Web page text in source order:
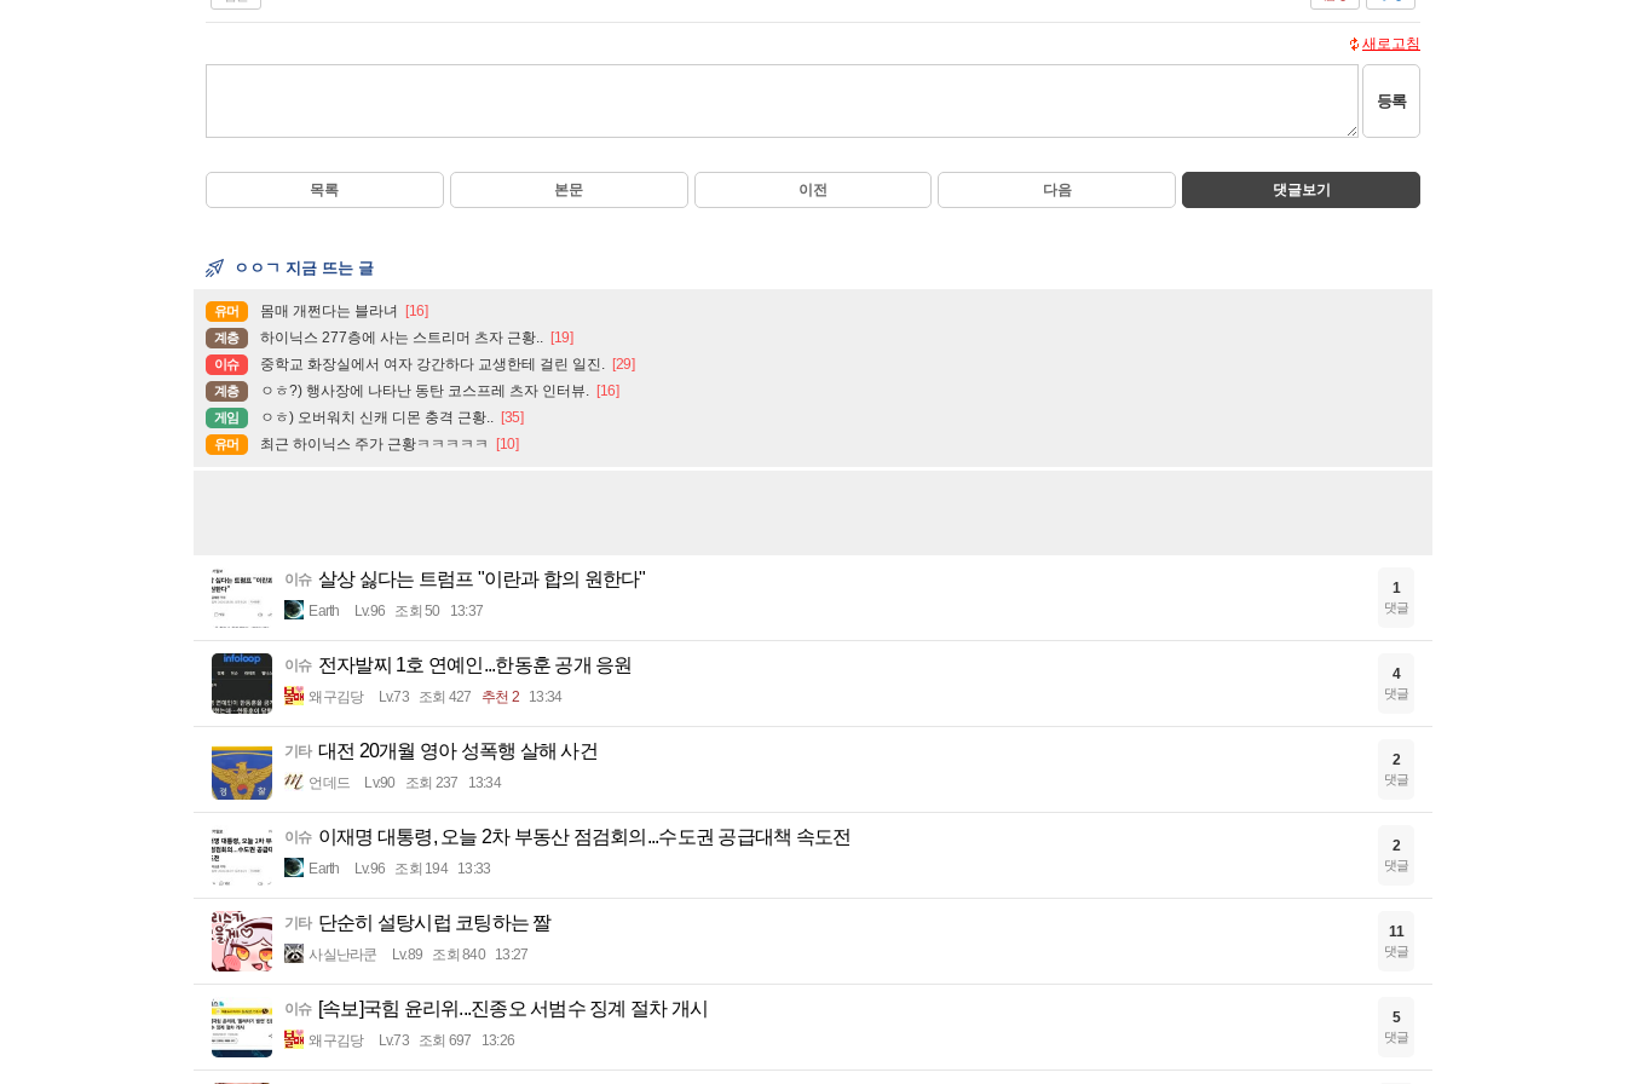
새로고침
등록
목록 본문 이전 다음 댓글보기
ㅇㅇㄱ 지금 뜨는 글
유머 몸매 개쩐다는 블라녀 [16]
계층 하이닉스 277층에 사는 스트리머 츠자 근황.. [19]
이슈 중학교 화장실에서 여자 강간하다 교생한테 걸린 일진. [29]
계층 ㅇㅎ?) 행사장에 나타난 동탄 코스프레 츠자 인터뷰. [16]
게임 ㅇㅎ) 오버워치 신캐 디몬 충격 근황.. [35]
유머 최근 하이닉스 주가 근황ㅋㅋㅋㅋㅋ [10]
이슈 살상 싫다는 트럼프 "이란과 합의 원한다"
Earth Lv.96 조회 50 13:37
1
댓글
이슈 전자발찌 1호 연예인...한동훈 공개 응원
왜구김당 Lv.73 조회 427 추천 2 13:34
4
댓글
기타 대전 20개월 영아 성폭행 살해 사건
언데드 Lv.90 조회 237 13:34
2
댓글
이슈 이재명 대통령, 오늘 2차 부동산 점검회의...수도권 공급대책 속도전
Earth Lv.96 조회 194 13:33
2
댓글
기타 단순히 설탕시럽 코팅하는 짤
사실난라쿤 Lv.89 조회 840 13:27
11
댓글
이슈 [속보]국힘 윤리위...진종오 서범수 징계 절차 개시
왜구김당 Lv.73 조회 697 13:26
5
댓글